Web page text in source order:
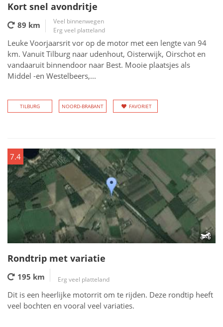
Kort snel avondritje
89 km
Veel binnenwegen
Erg veel platteland
Leuke Voorjaarsrit vor op de motor met een lengte van 94
km. Vanuit Tilburg naar udenhout, Oisterwijk, Oirschot en
vandaaruit binnendoor naar Best. Mooie plaatsjes als
Middel -en Westelbeers,...
TILBURG NOORD-BRABANT FAVORIET
7.4
Rondtrip met variatie
195 km Erg veel platteland
Dit is een heerlijke motorrit om te rijden. Deze rondtip heeft
veel bochten en vooral veel variaties.